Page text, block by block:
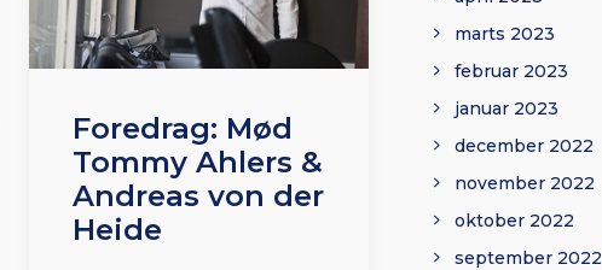
Foredrag: Mød
Tommy Ahlers &
Andreas von der
Heide
marts 2023
februar 2023
januar 2023
december 2022
november 2022
oktober 2022
september 2022